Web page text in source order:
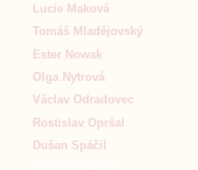
Lucie Maková
Tomáš Mladějovský
Ester Nowak
Olga Nytrová
Václav Odradovec
Rostislav Opršal
Dušan Spáčil